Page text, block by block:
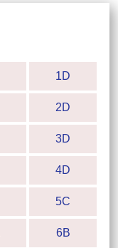
1D
2D
3D
4D
5C
6B